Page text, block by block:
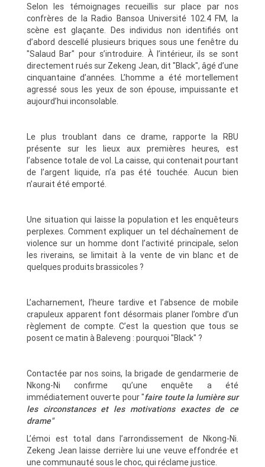
Selon les témoignages recueillis sur place par nos
confrères de la Radio Bansoa Université 102.4 FM, la
scène est glaçante. Des individus non identifiés ont
d’abord descellé plusieurs briques sous une fenêtre du
"Salaud Bar" pour s’introduire. À l’intérieur, ils se sont
directement rués sur Zekeng Jean, dit "Black", âgé d’une
cinquantaine d’années. L’homme a été mortellement
agressé sous les yeux de son épouse, impuissante et
aujourd’hui inconsolable.
Le plus troublant dans ce drame, rapporte la RBU
présente sur les lieux aux premières heures, est
l’absence totale de vol. La caisse, qui contenait pourtant
de l’argent liquide, n’a pas été touchée. Aucun bien
n’aurait été emporté.
Une situation qui laisse la population et les enquêteurs
perplexes. Comment expliquer un tel déchaînement de
violence sur un homme dont l’activité principale, selon
les riverains, se limitait à la vente de vin blanc et de
quelques produits brassicoles ?
L’acharnement, l’heure tardive et l’absence de mobile
crapuleux apparent font désormais planer l’ombre d’un
règlement de compte. C’est la question que tous se
posent ce matin à Baleveng : pourquoi "Black" ?
Contactée par nos soins, la brigade de gendarmerie de
Nkong-Ni confirme qu’une enquête a été
immédiatement ouverte pour "faire toute la lumière sur
les circonstances et les motivations exactes de ce
drame"
L’émoi est total dans l’arrondissement de Nkong-Ni.
Zekeng Jean laisse derrière lui une veuve effondrée et
une communauté sous le choc, qui réclame justice.